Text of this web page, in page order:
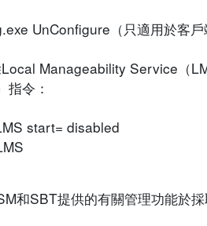
UnConfigure（只適用於客戶
Manageability Service（
指令：
start= disabled
和SBT提供的有關管理功能於採